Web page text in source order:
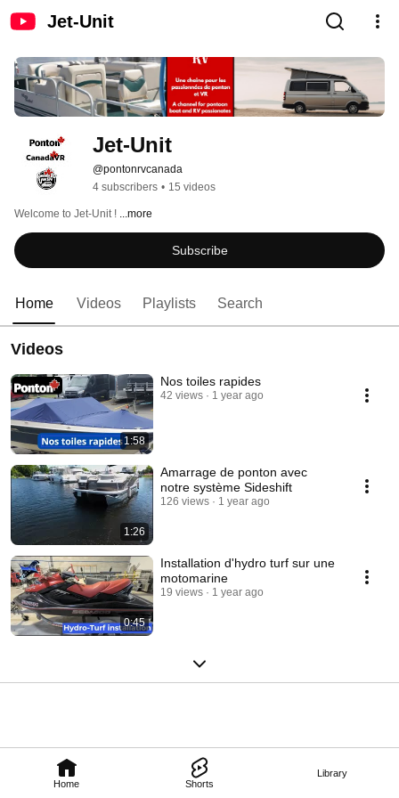
Jet-Unit
Home Shorts
Library
Jet-Unit
@pontonrvcanada
4 subscribers • 15 videos
Welcome to Jet-Unit ! ...more
Subscribe
Home Videos Playlists Search
Videos
1:58
Nos toiles rapides
42 views 1 year ago
1:26
Amarrage de ponton avec
notre système Sideshift
126 views 1 year ago
0:45
Installation d'hydro turf sur une
motomarine
19 views 1 year ago